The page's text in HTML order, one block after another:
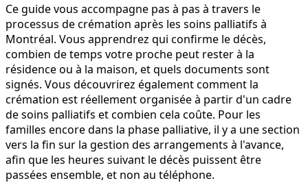
Ce guide vous accompagne pas à pas à travers le
processus de crémation après les soins palliatifs à
Montréal. Vous apprendrez qui confirme le décès,
combien de temps votre proche peut rester à la
résidence ou à la maison, et quels documents sont
signés. Vous découvrirez également comment la
crémation est réellement organisée à partir d'un cadre
de soins palliatifs et combien cela coûte. Pour les
familles encore dans la phase palliative, il y a une section
vers la fin sur la gestion des arrangements à l'avance,
afin que les heures suivant le décès puissent être
passées ensemble, et non au téléphone.